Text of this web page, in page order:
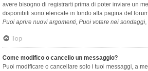
avere bisogno di registrarti prima di poter inviare un
disponibili sono elencate in fondo alla pagina del
Puoi aprire nuovi argomenti, Puoi votare nei sondaggi
Top
Come modifico o cancello un messaggio?
Puoi modificare o cancellare solo i tuoi messaggi, a